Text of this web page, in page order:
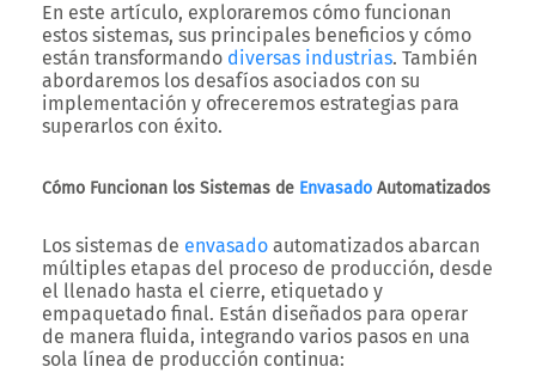
En este artículo, exploraremos cómo funcionan
estos sistemas, sus principales beneficios y cómo
están transformando diversas industrias. También
abordaremos los desafíos asociados con su
implementación y ofreceremos estrategias para
superarlos con éxito.
Cómo Funcionan los Sistemas de Envasado Automatizados
Los sistemas de envasado automatizados abarcan
múltiples etapas del proceso de producción, desde
el llenado hasta el cierre, etiquetado y
empaquetado final. Están diseñados para operar
de manera fluida, integrando varios pasos en una
sola línea de producción continua: